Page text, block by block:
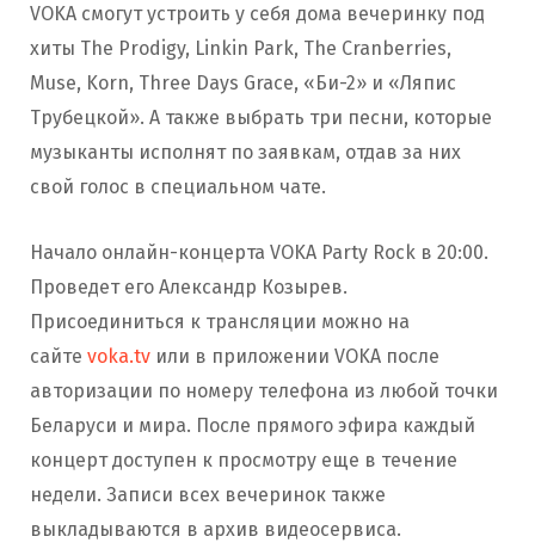
VOKA смогут устроить у себя дома вечеринку под
хиты The Prodigy, Linkin Park, The Cranberries,
Muse, Korn, Three Days Grace, «Би-2» и «Ляпис
Трубецкой». А также выбрать три песни, которые
музыканты исполнят по заявкам, отдав за них
свой голос в специальном чате.
Начало онлайн-концерта VOKA Party Rock в 20:00.
Проведет его Александр Козырев.
Присоединиться к трансляции можно на
сайте voka.tv или в приложении VOKA после
авторизации по номеру телефона из любой точки
Беларуси и мира. После прямого эфира каждый
концерт доступен к просмотру еще в течение
недели. Записи всех вечеринок также
выкладываются в архив видеосервиса.